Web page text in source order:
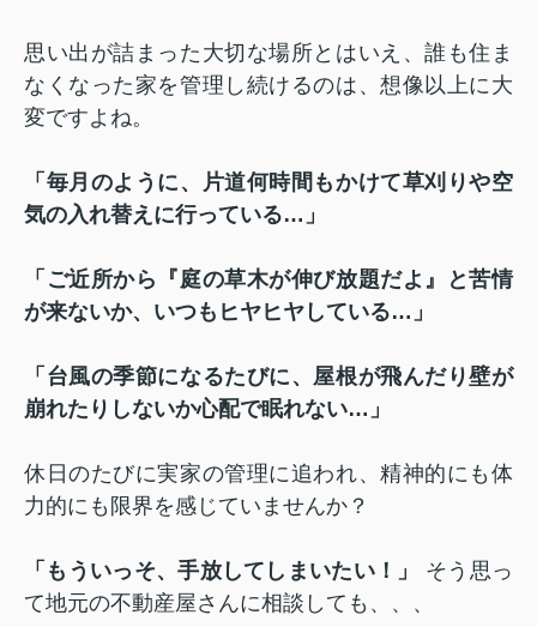
思い出が詰まった大切な場所とはいえ、誰も住ま
なくなった家を管理し続けるのは、想像以上に大
変ですよね。
「毎月のように、片道何時間もかけて草刈りや空
気の入れ替えに行っている…」
「ご近所から『庭の草木が伸び放題だよ』と苦情
が来ないか、いつもヒヤヒヤしている…」
「台風の季節になるたびに、屋根が飛んだり壁が
崩れたりしないか心配で眠れない…」
休日のたびに実家の管理に追われ、精神的にも体
力的にも限界を感じていませんか？
「もういっそ、手放してしまいたい！」
そう思っ
て地元の不動産屋さんに相談しても、、、